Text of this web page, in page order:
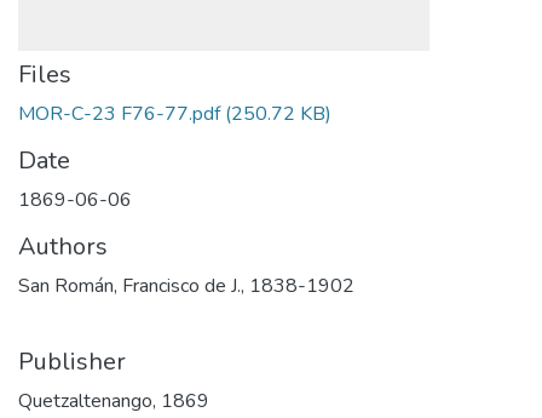
Files
MOR-C-23 F76-77.pdf(250.72 KB)
Date
1869-06-06
Authors
San Román, Francisco de J., 1838-1902
Publisher
Quetzaltenango, 1869